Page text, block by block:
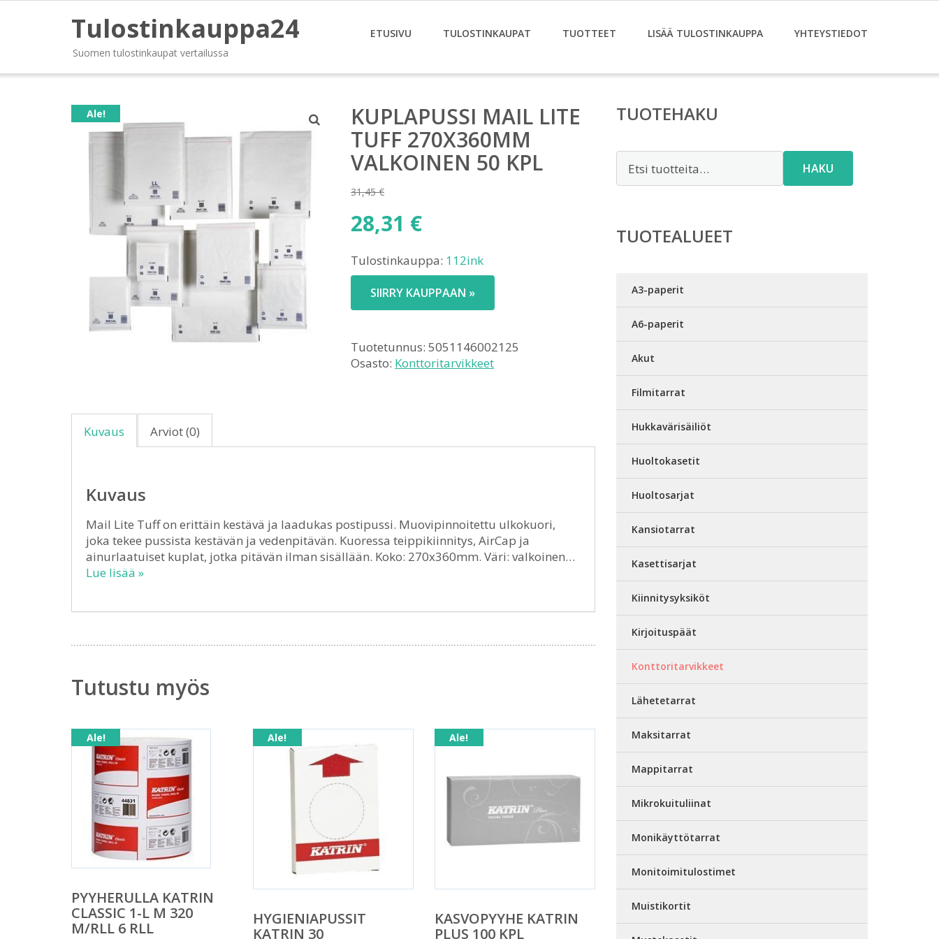
Tulostinkauppa24
Suomen tulostinkaupat vertailussa
ETUSIVU TULOSTINKAUPAT TUOTTEET LISÄÄ TULOSTINKAUPPA YHTEYSTIEDOT
Ale!
KUPLAPUSSI MAIL LITE
TUFF 270X360MM
VALKOINEN 50 KPL
31,45€
Alkuperäinen
hinta
31,45 €.
28,31 €
hinta
on:
28,31 €.
Tulostinkauppa: 112ink
SIIRRY KAUPPAAN »
Tuotetunnus: 5051146002125
Osasto: Konttoritarvikkeet
Kuvaus Arviot (0)
Kuvaus
Mail Lite Tuff on erittäin kestävä ja laadukas postipussi. Muovipinnoitettu ulkokuori,
joka tekee pussista kestävän ja vedenpitävän. Kuoressa teippikiinnitys, AirCap ja
ainurlaatuiset kuplat, jotka pitävän ilman sisällään. Koko: 270x360mm. Väri: valkoinen…
Lue lisää »
Tutustu myös
Ale!
PYYHERULLA KATRIN
CLASSIC 1-L M 320
M/RLL 6 RLL
Ale!
HYGIENIAPUSSIT
KATRIN 30
Ale!
KASVOPYYHE KATRIN
PLUS 100 KPL
TUOTEHAKU
HAKU
TUOTEALUEET
A3-paperit
A6-paperit
Akut
Filmitarrat
Hukkavärisäiliöt
Huoltokasetit
Huoltosarjat
Kansiotarrat
Kasettisarjat
Kiinnitysyksiköt
Kirjoituspäät
Konttoritarvikkeet
Lähetetarrat
Maksitarrat
Mappitarrat
Mikrokuituliinat
Monikäyttötarrat
Monitoimitulostimet
Muistikortit